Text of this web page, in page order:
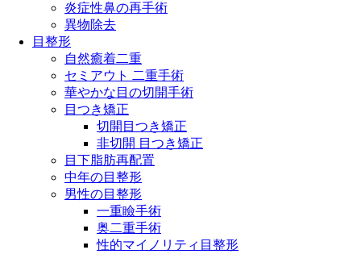
炎症性鼻の再手術
異物除去
目整形
自然癒着二重
セミアウト 二重手術
華やかな目の切開手術
目つき矯正
切開目つき矯正
非切開 目つき矯正
目下脂肪再配置
中年の目整形
男性の目整形
一重瞼手術
奥二重手術
性的マイノリティ目整形